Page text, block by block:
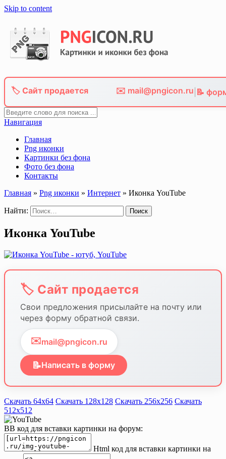
Skip to content
🏷️ Сайт продается ✉️ mail@pngicon.ru 📝
Навигация
Главная
Png иконки
Картинки без фона
Фото без фона
Контакты
Главная » Png иконки » Интернет » Иконка YouTube
Найти:
Иконка YouTube
🏷️ Сайт продается
Свои предложения присылайте на почту или
через форму обратной связи.
✉️mail@pngicon.ru
📝Написать в форму
Скачать 64х64 Скачать 128х128 Скачать 256х256 Скачать
512х512
BB код для вставки картинки на форум:
Html код для вставки картинки на